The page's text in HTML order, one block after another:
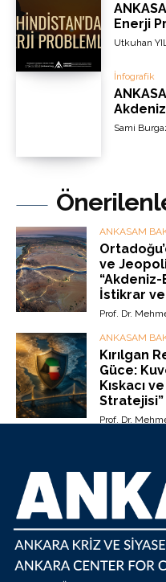
Enerji
Utkuhan
İnfografik
Sami
ANKASAM
ve
İstikrar ve
Prof. Dr.
ANKASAM
Kırılgan
Güce:
Kıskacı
Stratejisi”
Prof. Dr.